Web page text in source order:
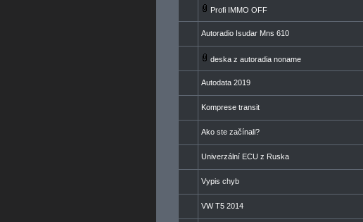
Profi IMMO OFF
Autoradio Isudar Mns 610
deska z autoradia noname
Autodata 2019
Komprese transit
Ako ste začínali?
Univerzální ECU z Ruska
Vypis chyb
VW T5 2014